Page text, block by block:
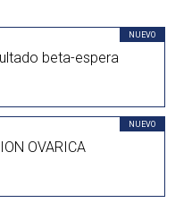
NUEVO
beta-espera
NUEVO
OVARICA